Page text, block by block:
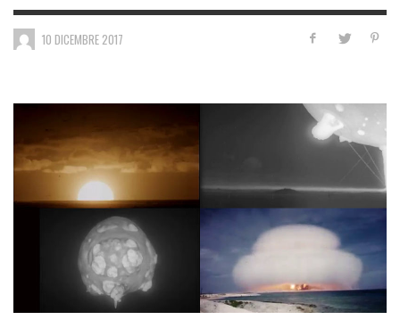
10 DICEMBRE 2017